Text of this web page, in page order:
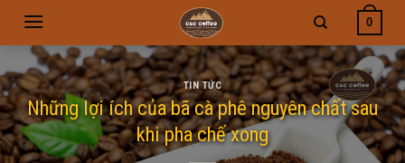
content
0
TIN TỨC
Những lợi ích của bã cà phê nguyên chất sau
khi pha chế xong